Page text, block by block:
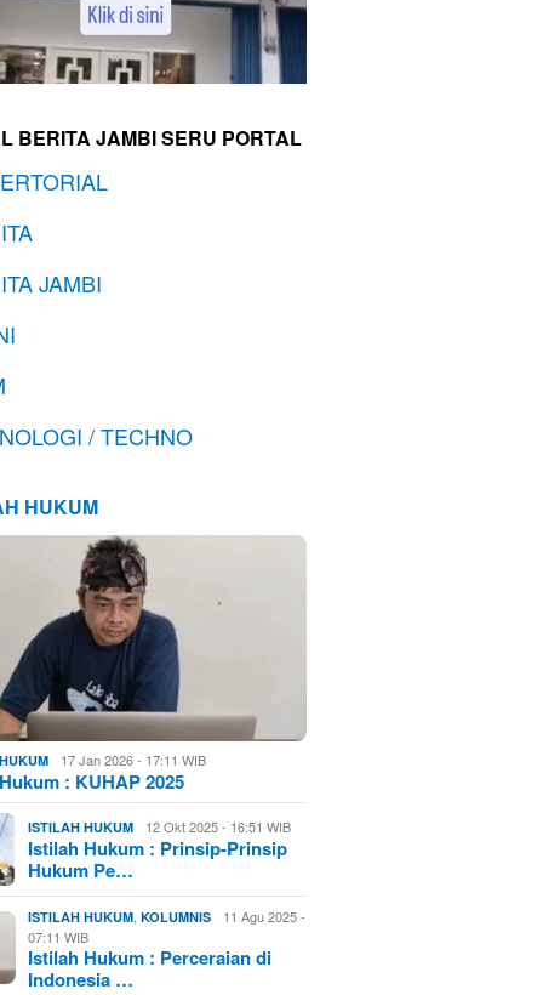
BERITA JAMBI SERU PORTAL
JAMBI
/ TECHNO
HUKUM
17 Jan 2026 - 17:11 WIB
: KUHAP 2025
ISTILAH HUKUM 12 Okt 2025 - 16:51 WIB
Istilah Hukum : Prinsip-Prinsip
Hukum Pe…
ISTILAH HUKUM ,KOLUMNIS
11 Agu 2025 -
07:11 WIB
Istilah Hukum : Perceraian di
Indonesia …